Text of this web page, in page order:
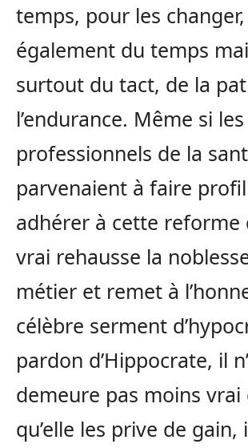
temps, pour les
également du temps
surtout du tact, de la
l’endurance. Même si les
professionnels de la
parvenaient à faire
adhérer à cette reforme
vrai rehausse la
métier et remet à
célèbre serment
pardon d’Hippocrate, il
demeure pas moins vrai
qu’elle les prive de gain,